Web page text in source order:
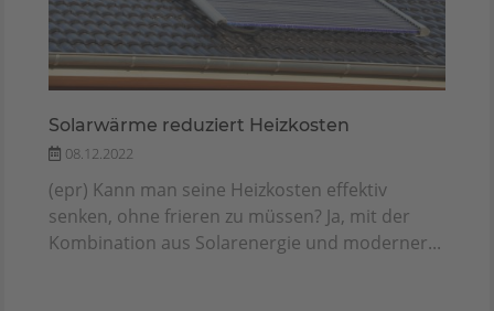
Solarwärme reduziert Heizkosten
08.12.2022
(epr) Kann man seine Heizkosten effektiv
senken, ohne frieren zu müssen? Ja, mit der
Kombination aus Solarenergie und moderner...